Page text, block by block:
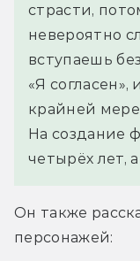
страсти,
невероятно
вступаешь
«Я
крайней
На создание
четырёх лет,
Он также
персонажей: